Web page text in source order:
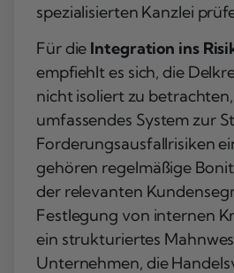
spezialisierten Kanzlei
Für die Integration ins
empfiehlt es sich, die
nicht isoliert zu
umfassendes System zur
Forderungsausfallrisiken
gehören regelmäßige
der relevanten
Festlegung von internen
ein strukturiertes
Unternehmen, die